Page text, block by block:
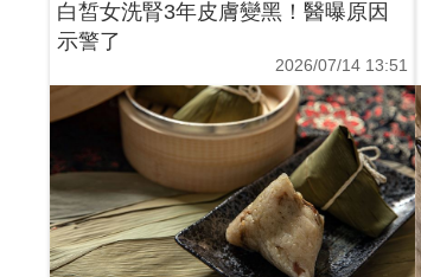
白皙女洗腎3年皮膚變黑！醫曝原因
示警了
2026/07/14 13:51